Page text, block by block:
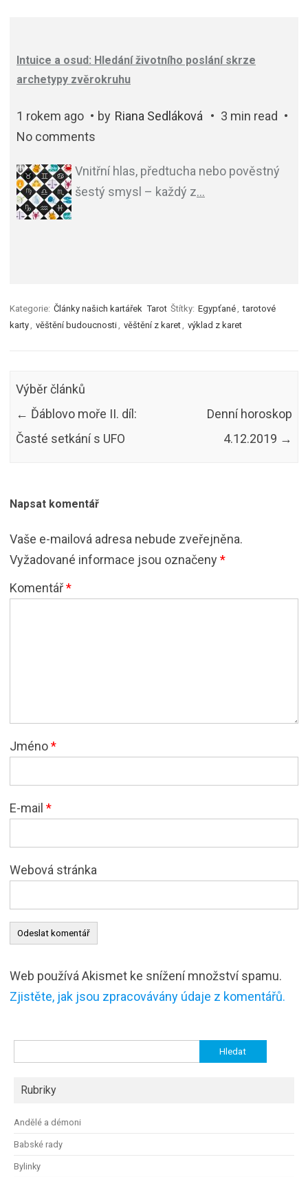
Intuice a osud: Hledání životního poslání skrze
archetypy zvěrokruhu
1 rokem ago by Riana Sedláková
3 min read
No comments
Vnitřní hlas, předtucha nebo pověstný
šestý smysl – každý z…
Kategorie: Články našich kartářek Tarot Štítky: Egypťané
tarotové
karty
věštění budoucnosti věštění z karet výklad z karet
Výběr článků
← Ďáblovo moře II. díl:
Časté setkání s UFO
Denní horoskop
4.12.2019 →
Napsat komentář
Vaše e-mailová adresa nebude zveřejněna.
Vyžadované informace jsou označeny*
Komentář*
Jméno*
E-mail *
Webová stránka
Web používá Akismet ke snížení množství spamu.
Zjistěte, jak jsou zpracovávány údaje z komentářů.
Rubriky
Andělé a démoni
Babské rady
Bylinky